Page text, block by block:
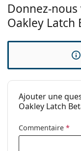
Tissu de
nettoyage:
Catégorie:
Utilisation:
Code:
Donnez-
Oakley Latch
Ajouter une
Oakley Latch
Commentaire *